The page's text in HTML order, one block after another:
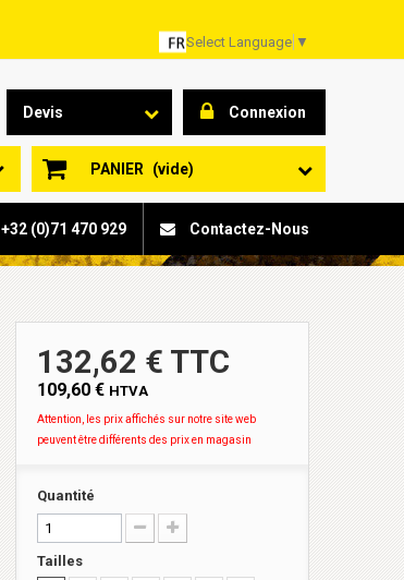
Select Language ▼
Connexion
Devis
PANIER (vide)
Contactez-Nous
+32 (0)71 470 929
132,62 € TTC
109,60 € HTVA
Attention, les prix affichés sur notre site web
peuvent être différents des prix en magasin
Quantité
Tailles